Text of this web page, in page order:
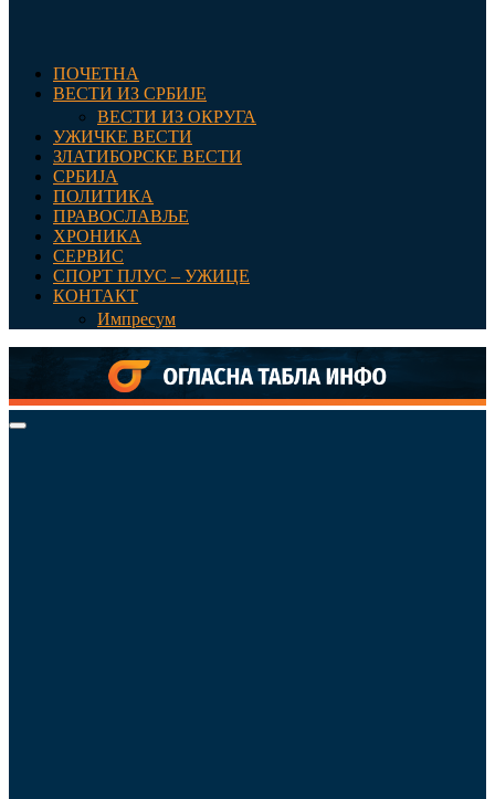
ПОЧЕТНА
ВЕСТИ ИЗ СРБИЈЕ
ВЕСТИ ИЗ ОКРУГА
УЖИЧКЕ ВЕСТИ
ЗЛАТИБОРСКЕ ВЕСТИ
СРБИЈА
ПОЛИТИКА
ПРАВОСЛАВЉЕ
ХРОНИКА
СЕРВИС
СПОРТ ПЛУС – УЖИЦЕ
КОНТАКТ
Импресум
Primary